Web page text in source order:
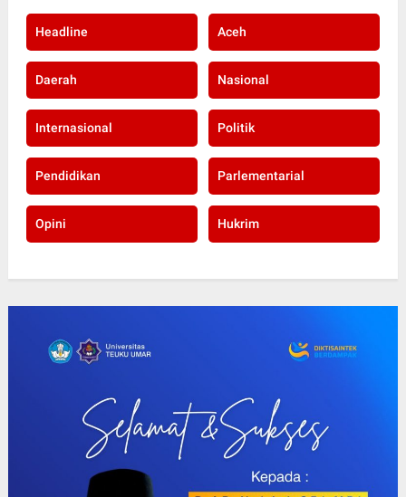
Headline Aceh
Daerah Nasional
Internasional Politik
Pendidikan Parlementarial
Opini Hukrim